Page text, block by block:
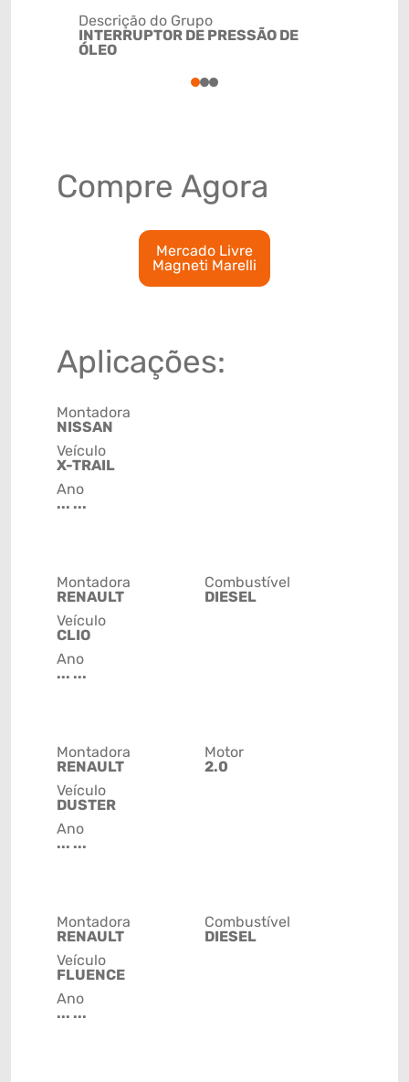
Descrição do Grupo
INTERRUPTOR DE PRESSÃO DE
ÓLEO
123
Compre Agora
Mercado Livre
Magneti Marelli
Aplicações:
Montadora
NISSAN
Veículo
X-TRAIL
Ano
... ...
Montadora
RENAULT
Veículo
CLIO
Ano
... ...
Combustível
DIESEL
Montadora
RENAULT
Veículo
DUSTER
Ano
... ...
Motor
2.0
Montadora
RENAULT
Veículo
FLUENCE
Ano
... ...
Combustível
DIESEL